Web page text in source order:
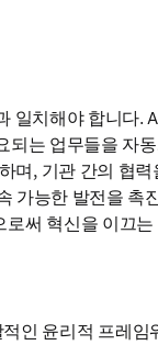
치해야 합니다.
는 업무들을 자
며, 기관 간의 협
능한 발전을
써 혁신을 이끄
인 윤리적 프레